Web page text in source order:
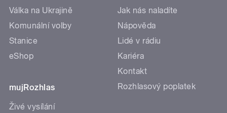
Válka na Ukrajině
Komunální volby
Stanice
eShop
mujRozhlas
Živé vysílání
Jak nás naladíte
Nápověda
Lidé v rádiu
Kariéra
Kontakt
Rozhlasový poplatek